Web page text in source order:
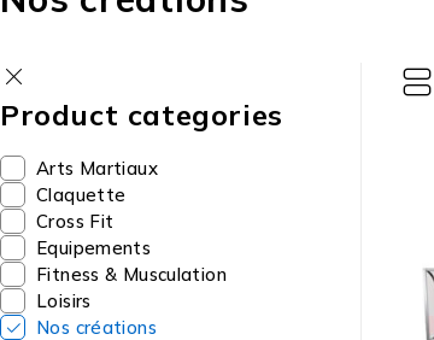
Product categories
Arts Martiaux
Claquette
Cross Fit
Equipements
Fitness & Musculation
Loisirs
Nos créations